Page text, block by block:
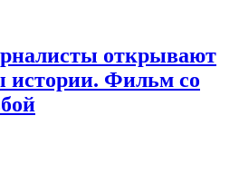
открывают
истории. Фильм со